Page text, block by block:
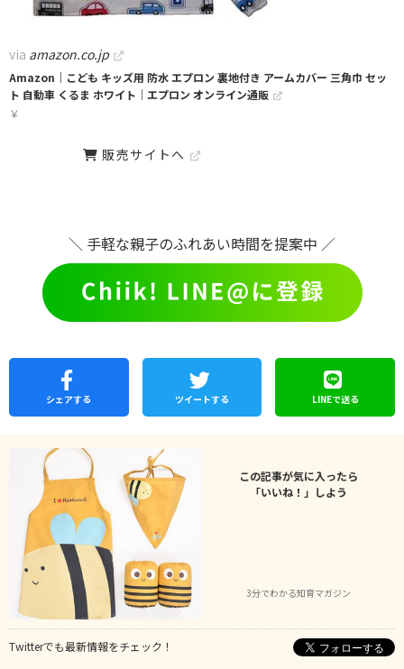
via amazon.co.jp
Amazon｜こども キッズ用 防水 エプロン 裏地付き アームカバー 三角巾 セッ
ト 自動車 くるま ホワイト｜エプロン オンライン通販
￥
販売サイトへ
＼ 手軽な親子のふれあい時間を提案中 ／
シェアする ツイートする LINEで送る
この記事が気に入ったら
「いいね！」しよう
3分でわかる知育マガジン
Twitterでも最新情報をチェック！